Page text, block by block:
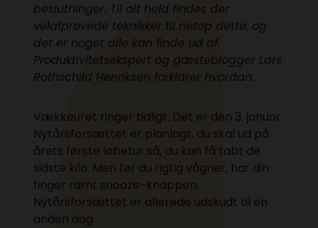
beslutninger. Til alt held findes der
velafprøvede teknikker til netop dette, og
det er noget alle kan finde ud af.
Produktivitetsekspert og gæsteblogger Lars
Rothschild Henriksen forklarer hvordan.
Vækkeuret ringer tidligt. Det er den 3. januar.
Nytårsforsættet er planlagt, du skal ud på
årets første løbetur så, du kan få tabt de
sidste kilo. Men før du rigtig vågner, har din
finger ramt snooze-knappen.
Nytårsforsættet er allerede udskudt til en
anden dag.